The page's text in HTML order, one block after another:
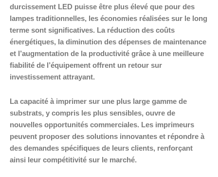
durcissement LED puisse être plus élevé que pour des
lampes traditionnelles, les économies réalisées sur le long
terme sont significatives. La réduction des coûts
énergétiques, la diminution des dépenses de maintenance
et l’augmentation de la productivité grâce à une meilleure
fiabilité de l’équipement offrent un retour sur
investissement attrayant.
La capacité à imprimer sur une plus large gamme de
substrats, y compris les plus sensibles, ouvre de
nouvelles opportunités commerciales. Les imprimeurs
peuvent proposer des solutions innovantes et répondre à
des demandes spécifiques de leurs clients, renforçant
ainsi leur compétitivité sur le marché.